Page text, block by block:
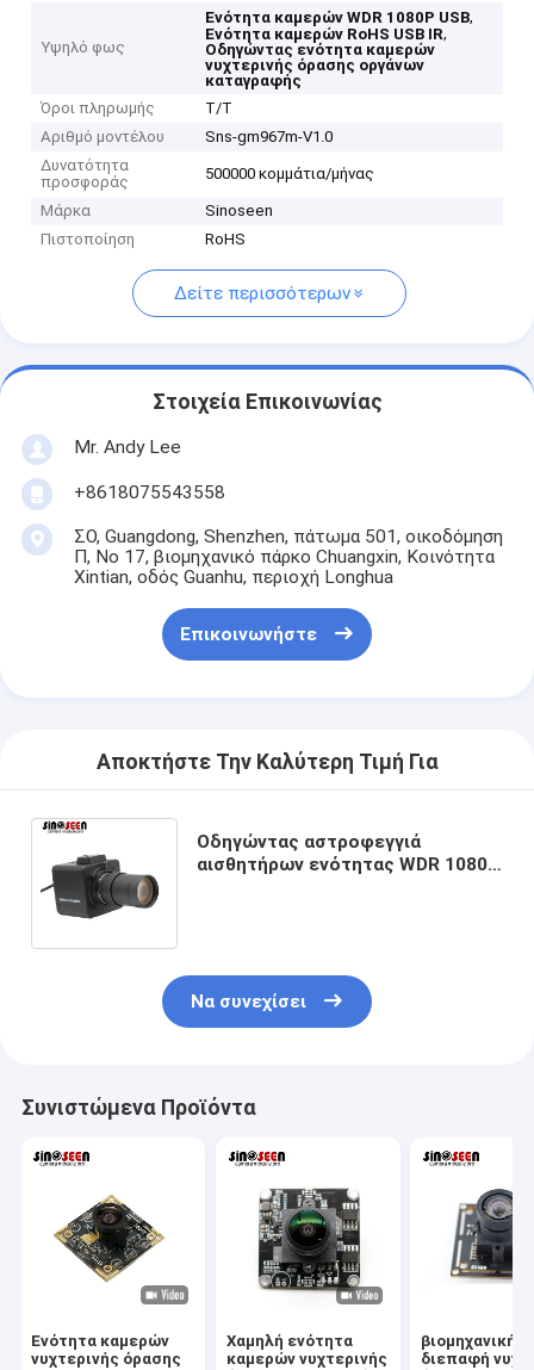
Υψηλό φως
Ενότητα καμερών WDR 1080P USB,
Ενότητα καμερών RoHS USB IR,
Οδηγώντας ενότητα καμερών
νυχτερινής όρασης οργάνων
καταγραφής
Όροι πληρωμής
T/T
Αριθμό μοντέλου
Sns-gm967m-V1.0
Δυνατότητα
προσφοράς
500000 κομμάτια/μήνας
Μάρκα
Sinoseen
Πιστοποίηση
RoHS
Δείτε περισσότερων
Στοιχεία Επικοινωνίας
Mr. Andy Lee
+8618075543558
ΣΟ, Guangdong, Shenzhen, πάτωμα 501, οικοδόμηση
Π, Νο 17, βιομηχανικό πάρκο Chuangxin, Κοινότητα
Xintian, οδός Guanhu, περιοχή Longhua
Επικοινωνήστε
Αποκτήστε Την Καλύτερη Τιμή Για
Οδηγώντας αστροφεγγιά
αισθητήρων ενότητας WDR 1080P
Να συνεχίσει
Συνιστώμενα Προϊόντα
Ενότητα καμερών
νυχτερινής όρασης
Χαμηλή ενότητα
καμερών νυχτερινής
βιομηχανική
διεπαφή